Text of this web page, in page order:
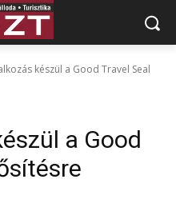
készül a Good Travel Seal
a Good